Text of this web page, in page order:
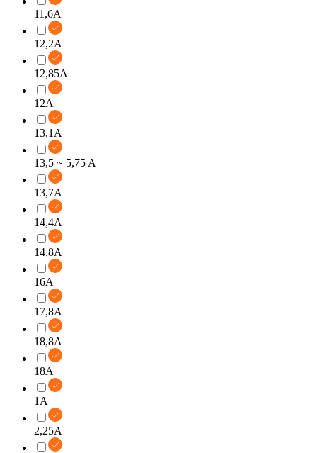
11,6A
12,2A
12,85A
12A
13,1A
13,5 ~ 5,75 A
13,7A
14,4A
14,8A
16A
17,8A
18,8A
18A
1A
2,25A